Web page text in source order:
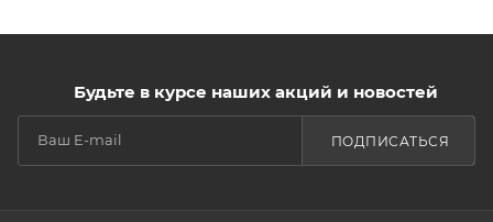
Будьте в курсе наших акций и новостей
ПОДПИСАТЬСЯ